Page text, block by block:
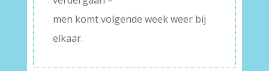
men komt volgende week weer bij
elkaar.